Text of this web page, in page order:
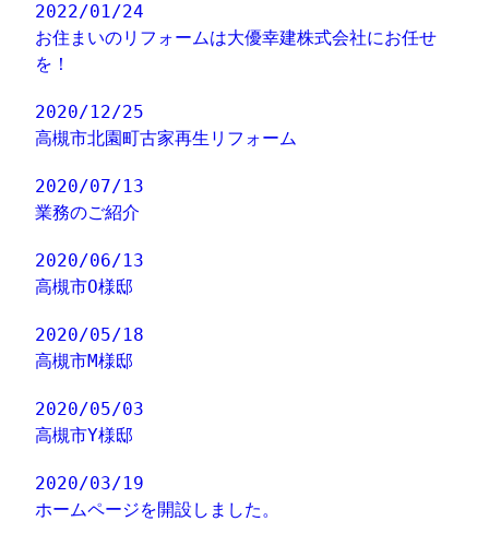
2022/01/24
お住まいのリフォームは大優幸建株式会社にお任せ
を！
2020/12/25
高槻市北園町古家再生リフォーム
2020/07/13
業務のご紹介
2020/06/13
高槻市O様邸
2020/05/18
高槻市M様邸
2020/05/03
高槻市Y様邸
2020/03/19
ホームページを開設しました。